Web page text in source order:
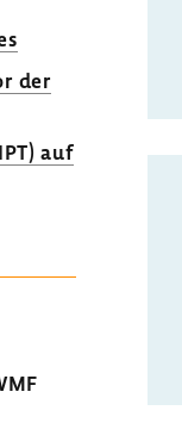
der
auf